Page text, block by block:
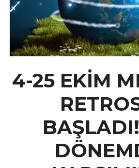
4-25 EKİM